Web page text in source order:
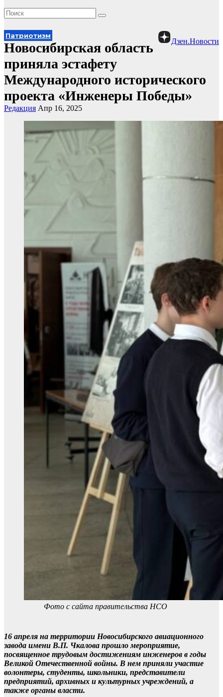
Дзен.Новости
Патриотизм
Новосибирская область
приняла эстафету
Международного исторического
проекта «Инженеры Победы»
Редакция Апр 16, 2025
Фото с сайта правительства НСО
16 апреля на территории Новосибирского авиационного
завода имени В.П. Чкалова прошло мероприятие,
посвященное трудовым достижениям инженеров в годы
Великой Отечественной войны. В нем приняли участие
волонтеры, студенты, школьники, представители
предприятий, архивных и культурных учреждений, а
также органы власти.